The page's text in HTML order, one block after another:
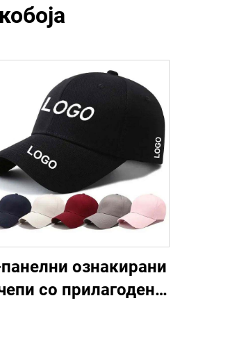
ознакирани
со прилагоден